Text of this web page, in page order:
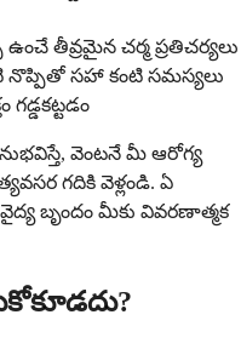
తీవ్రమైన చర్మ ప్రతిచర్యలు
నొప్పితో సహా కంటి సమస్యలు
వెంటనే మీ ఆరోగ్య
గదికి వెళ్లండి. ఏ
బృందం మీకు వివరణాత్మక